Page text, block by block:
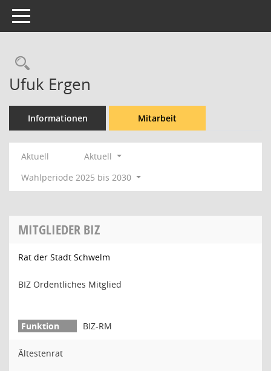
Toggle navigation
Rechercheauswahl
Ufuk Ergen
Informationen Mitarbeit
Aktuell
Aktuell
Wahlperiode 2025 bis 2030
MITGLIEDER BIZ
Rat der Stadt Schwelm
BIZ Ordentliches Mitglied
BIZ-RM
Ältestenrat